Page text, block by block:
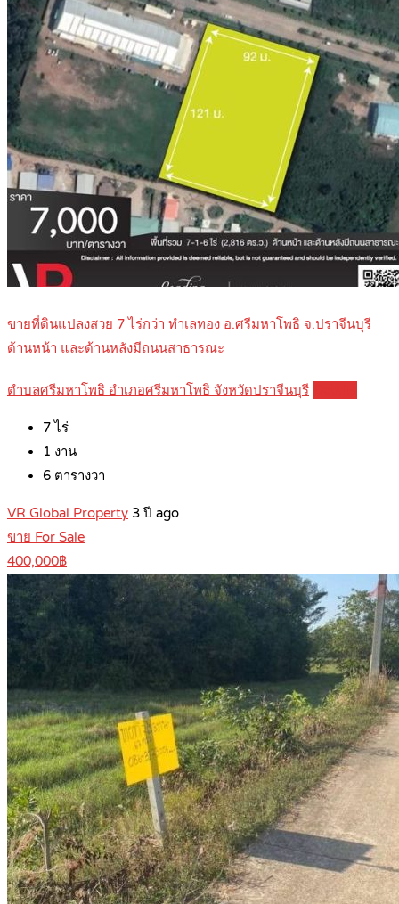
ขายที่ดินแปลงสวย 7 ไร่กว่า ทำเลทอง อ.ศรีมหาโพธิ จ.ปราจีนบุรี
ด้านหน้า และด้านหลังมีถนนสาธารณะ
ตำบลศรีมหาโพธิ อำเภอศรีมหาโพธิ จังหวัดปราจีนบุรี
7 ไร่
1 งาน
6 ตารางวา
VR Global Property 3 ปี ago
ขาย For Sale
400,000฿